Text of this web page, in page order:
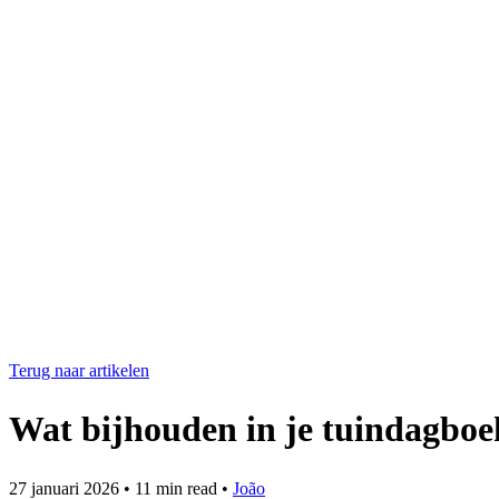
Terug naar artikelen
Wat bijhouden in je
27 januari 2026 • 11 min read • João